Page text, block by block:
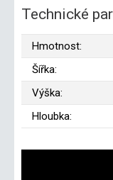
Technické
Hmotnost:
Šířka:
Výška:
Hloubka: